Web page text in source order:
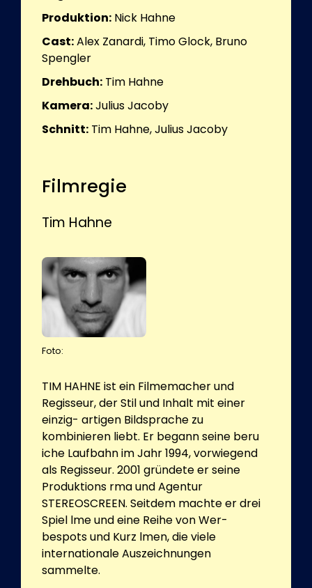
Produktion: Nick Hahne
Cast:Alex Zanardi, Timo Glock, Bruno
Spengler
Drehbuch: Tim Hahne
Kamera:Julius Jacoby
Schnitt: Tim Hahne, Julius Jacoby
Filmregie
Tim Hahne
Foto:
TIM HAHNE ist ein Filmemacher und
Regisseur, der Stil und Inhalt mit einer
einzig- artigen Bildsprache zu
kombinieren liebt. Er begann seine beru
iche Laufbahn im Jahr 1994, vorwiegend
als Regisseur. 2001 gründete er seine
Produktions rma und Agentur
STEREOSCREEN. Seitdem machte er drei
Spiel lme und eine Reihe von Wer-
bespots und Kurz lmen, die viele
internationale Auszeichnungen
sammelte.